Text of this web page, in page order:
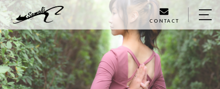
CONTACT
HOME
ABOUT
MENU